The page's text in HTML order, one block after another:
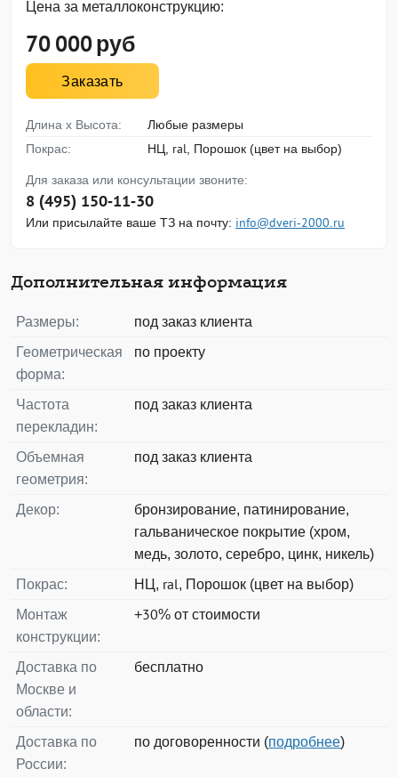
Цена за металлоконструкцию:
70 000руб
Заказать
Длина х Высота:
Любые размеры
Покрас:
НЦ, ral, Порошок (цвет на выбор)
Для заказа или консультации звоните:
8 (495) 150-11-30
Или присылайте ваше ТЗ на почту: info@dveri-2000.ru
Дополнительная информация
Размеры:
под заказ клиента
Геометрическая
форма:
по проекту
Частота
перекладин:
под заказ клиента
Объемная
геометрия:
под заказ клиента
Декор:
бронзирование, патинирование,
гальваническое покрытие (хром,
медь, золото, серебро, цинк, никель)
Покрас:
НЦ, ral, Порошок (цвет на выбор)
Монтаж
конструкции:
+30% от стоимости
Доставка по
Москве и
области:
бесплатно
Доставка по
России:
по договоренности (подробнее)